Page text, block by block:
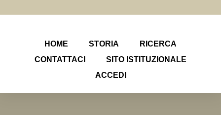
HOME STORIA
RICERCA
CONTATTACI
SITO ISTITUZIONALE
ACCEDI